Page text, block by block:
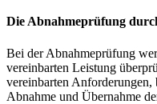
Die Abnahmeprüfung
Bei der Abnahmeprüfung
vereinbarten Leistung
vereinbarten Anforderungen,
Abnahme und Übernahme